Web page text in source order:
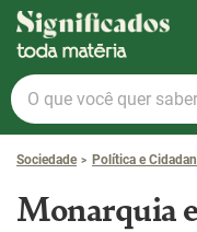
Significados
O
que
você
quer
hoje?
Sociedade Política e
Monarquia